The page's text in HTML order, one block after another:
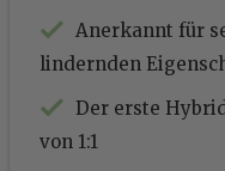
Anerkannt für
lindernden
Der erste
von 1:1